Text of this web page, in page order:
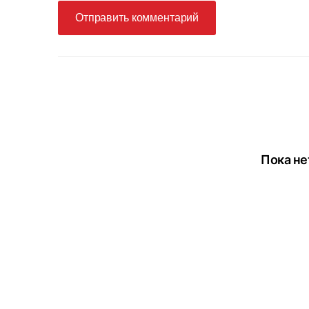
Отправить комментарий
Пока